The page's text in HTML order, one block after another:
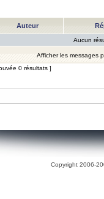
Auteur
Aucun
Afficher les messages
0 résultats ]
Copyright 2006-